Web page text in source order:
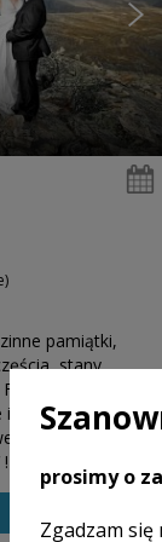
pamiątki,
stany
ślubna
piękne światło, a
historie.
prosimy o
Zgadzam